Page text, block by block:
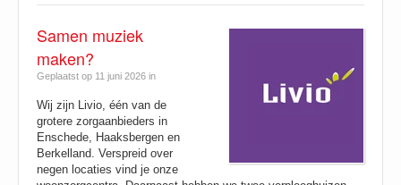
Samen muziek
maken?
Geplaatst op 11 juni 2026 in
Wij zijn Livio, één van de
grotere zorgaanbieders in
Enschede, Haaksbergen en
Berkelland. Verspreid over
negen locaties vind je onze